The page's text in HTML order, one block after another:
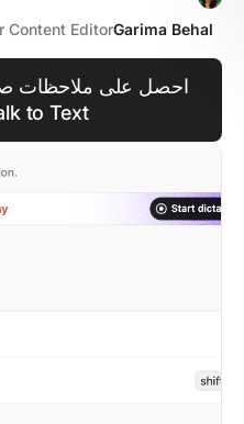
Garima Behal
Content Editor
احصل على ملاحظات
to Text